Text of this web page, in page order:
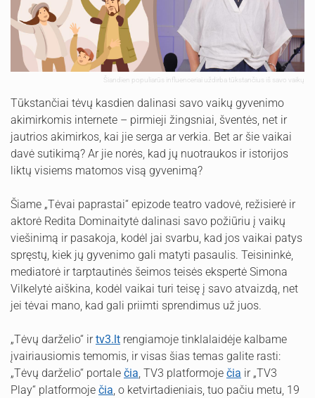
Šiandien populiarūs influenceriai uždirba tūkstančius iš savo vaikų
Tūkstančiai tėvų kasdien dalinasi savo vaikų gyvenimo
akimirkomis internete – pirmieji žingsniai, šventės, net ir
jautrios akimirkos, kai jie serga ar verkia. Bet ar šie vaikai
davė sutikimą? Ar jie norės, kad jų nuotraukos ir istorijos
liktų visiems matomos visą gyvenimą?
Šiame „Tėvai paprastai“ epizode teatro vadovė, režisierė ir
aktorė Redita Dominaitytė dalinasi savo požiūriu į vaikų
viešinimą ir pasakoja, kodėl jai svarbu, kad jos vaikai patys
spręstų, kiek jų gyvenimo gali matyti pasaulis. Teisininkė,
mediatorė ir tarptautinės šeimos teisės ekspertė Simona
Vilkelytė aiškina, kodėl vaikai turi teisę į savo atvaizdą, net
jei tėvai mano, kad gali priimti sprendimus už juos.
„Tėvų darželio“ irtv3.lt rengiamoje tinklalaidėje kalbame
įvairiausiomis temomis, ir visas šias temas galite rasti:
„Tėvų darželio“ portale čia, TV3 platformoje čia ir „TV3
Play“ platformoje čia, o ketvirtadieniais, tuo pačiu metu, 19